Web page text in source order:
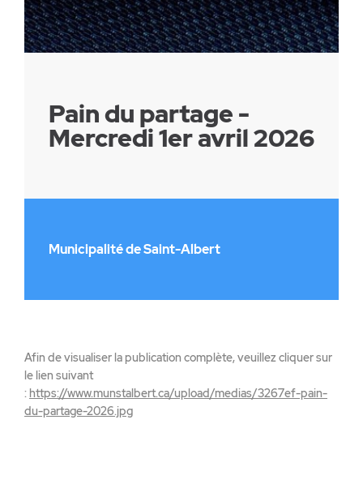
Pain du partage -
Mercredi 1er avril 2026
Municipalité de Saint-Albert
Afin de visualiser la publication complète, veuillez cliquer sur
le lien suivant
: https://www.munstalbert.ca/upload/medias/3267ef-pain-
du-partage-2026.jpg